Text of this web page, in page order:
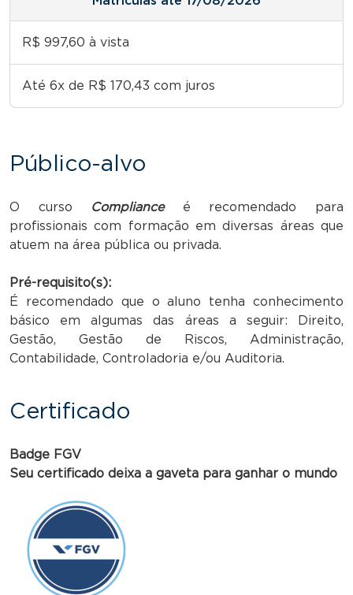
R$ 997,60 à vista
Até 6x de R$ 170,43 com juros
Público-alvo
O curso Complianceé recomendado para
profissionais com formação em diversas áreas que
atuem na área pública ou privada.
Pré-requisito(s):
É recomendado que o aluno tenha conhecimento
básico em algumas das áreas a seguir: Direito,
Gestão, Gestão de Riscos, Administração,
Contabilidade, Controladoria e/ou Auditoria.
Certificado
Badge FGV
Seu certificado deixa a gaveta para ganhar o mundo